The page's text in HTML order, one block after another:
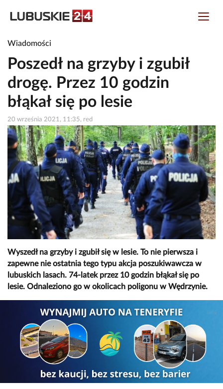
Wiadomości
Poszedł na grzyby i zgubił
drogę. Przez 10 godzin
błąkał się po lesie
20 września 2021, 11:35, red
Wyszedł na grzyby i zgubił się w lesie. To nie pierwsza i
zapewne nie ostatnia tego typu akcja poszukiwawcza w
lubuskich lasach. 74-latek przez 10 godzin błąkał się po
lesie. Odnaleziono go w okolicach poligonu w Wędrzynie.